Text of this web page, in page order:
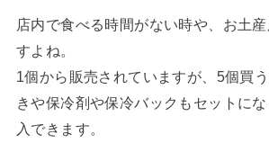
店内で食べる時間がない時や、お土
すよね。
1個から販売されていますが、5個買
きや保冷剤や保冷バックもセットに
入できます。